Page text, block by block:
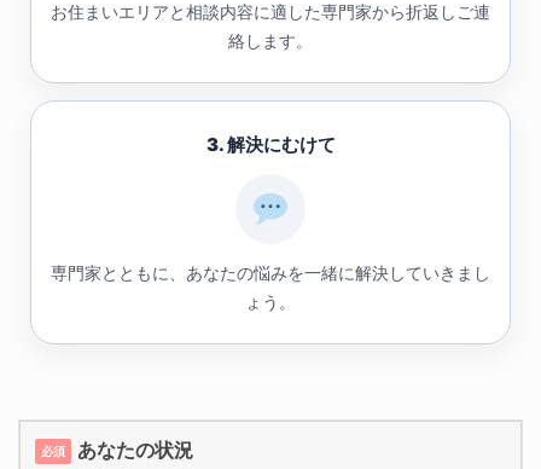
お住まいエリアと相談内容に適した専門家から折返しご連
絡します。
3. 解決にむけて
専門家とともに、あなたの悩みを一緒に解決していきまし
ょう。
必須 あなたの状況